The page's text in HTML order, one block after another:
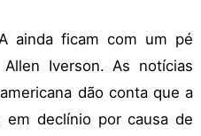
ainda ficam com um pé
Iverson. As notícias
dão conta que a
em declínio por causa de